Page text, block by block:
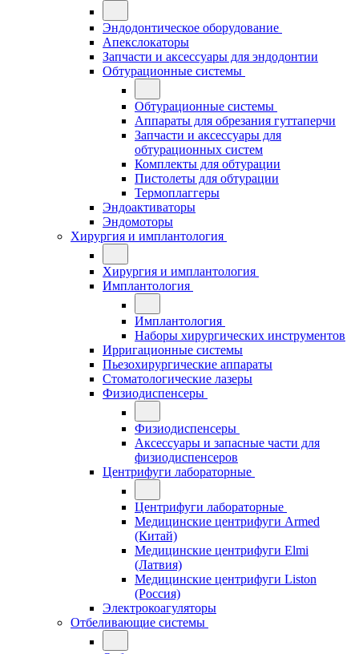
Эндодонтическое оборудование
Апекслокаторы
Запчасти и аксессуары для эндодонтии
Обтурационные системы
Обтурационные системы
Аппараты для обрезания гуттаперчи
Запчасти и аксессуары для
обтурационных систем
Комплекты для обтурации
Пистолеты для обтурации
Термоплаггеры
Эндоактиваторы
Эндомоторы
Хирургия и имплантология
Хирургия и имплантология
Имплантология
Имплантология
Наборы хирургических инструментов
Ирригационные системы
Пьезохирургические аппараты
Стоматологические лазеры
Физиодиспенсеры
Физиодиспенсеры
Аксессуары и запасные части для
физиодиспенсеров
Центрифуги лабораторные
Центрифуги лабораторные
Медицинские центрифуги Armed
(Китай)
Медицинские центрифуги Elmi
(Латвия)
Медицинские центрифуги Liston
(Россия)
Электрокоагуляторы
Отбеливающие системы